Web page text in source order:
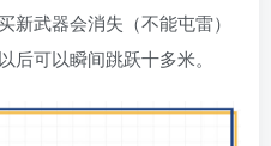
新武器会消失（不能屯雷）
可以瞬间跳跃十多米。